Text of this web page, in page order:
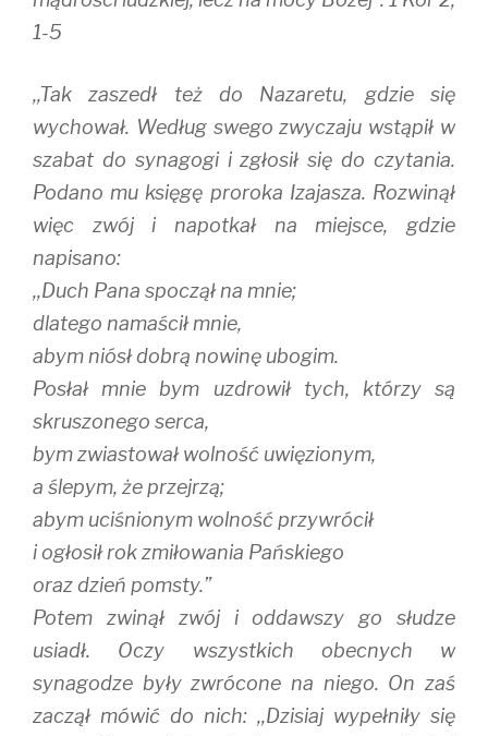
1-5
,,Tak zaszedł też do Nazaretu, gdzie się
wychował. Według swego zwyczaju wstąpił w
szabat do synagogi i zgłosił się do czytania.
Podano mu księgę proroka Izajasza. Rozwinął
więc zwój i napotkał na miejsce, gdzie
napisano:
,,Duch Pana spoczął na mnie;
dlatego namaścił mnie,
abym niósł dobrą nowinę ubogim.
Posłał mnie bym uzdrowił tych, którzy są
skruszonego serca,
bym zwiastował wolność uwięzionym,
a ślepym, że przejrzą;
abym uciśnionym wolność przywrócił
i ogłosił rok zmiłowania Pańskiego
oraz dzień pomsty.”
Potem zwinął zwój i oddawszy go słudze
usiadł. Oczy wszystkich obecnych w
synagodze były zwrócone na niego. On zaś
zaczął mówić do nich: ,,Dzisiaj wypełniły się